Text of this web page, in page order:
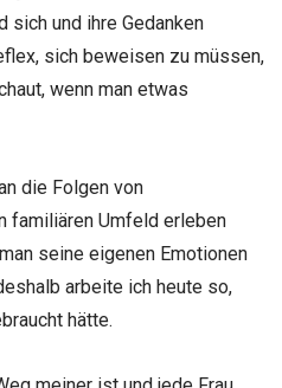
und ihre Gedanken
sich beweisen zu müssen,
wenn man etwas
die Folgen von
familiären Umfeld erleben
seine eigenen Emotionen
arbeite ich heute so,
hätte.